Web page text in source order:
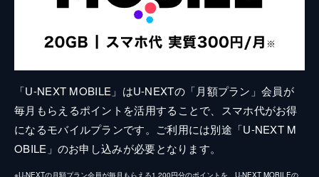
「U-NEXT MOBILE」はU-NEXTの「月額プラン」会員が
毎月もらえるポイントを活用することで、スマホ代がお得
になるモバイルプランです。ご利用には別途「U-NEXT M
OBILE」のお申し込みが必要となります。
※U-NEXTの月額プラン会員が毎月もらえる1,200円分のポイントを、U-NEXT MOBILEの